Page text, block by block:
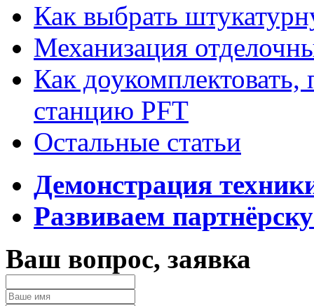
Как выбрать
Механизация
Как
станцию PFT
Остальные статьи
Демонстрация
Развиваем
Ваш вопрос, заявка